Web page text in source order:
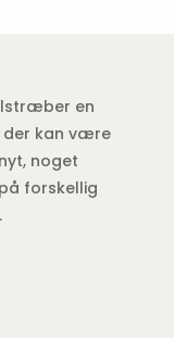
en
der kan være
noget
forskellig